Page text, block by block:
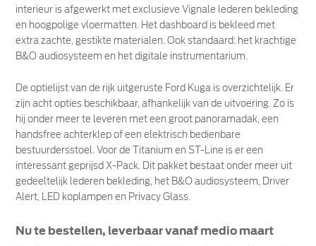
interieur is afgewerkt met exclusieve Vignale lederen bekleding
en hoogpolige vloermatten. Het dashboard is bekleed met
extra zachte, gestikte materialen. Ook standaard: het krachtige
B&O audiosysteem en het digitale instrumentarium.
De optielijst van de rijk uitgeruste Ford Kuga is overzichtelijk. Er
zijn acht opties beschikbaar, afhankelijk van de uitvoering. Zo is
hij onder meer te leveren met een groot panoramadak, een
handsfree achterklep of een elektrisch bedienbare
bestuurdersstoel. Voor de Titanium en ST-Line is er een
interessant geprijsd X-Pack. Dit pakket bestaat onder meer uit
gedeeltelijk lederen bekleding, het B&O audiosysteem, Driver
Alert, LED koplampen en Privacy Glass.
Nu te bestellen, leverbaar vanaf medio maart